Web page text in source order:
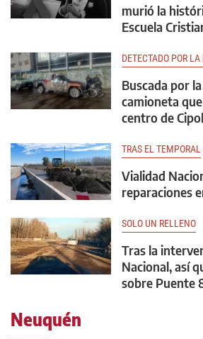
murió la
Escuela
DETECTADO POR
Buscada por
camioneta
centro de
TRAS EL TEMPORAL
Vialidad
reparaciones
SOLO UN RELLENO
Tras la
Nacional, así
sobre Puente
Neuquén